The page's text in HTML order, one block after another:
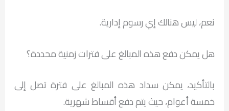
نعم، ليس هنالك إي رسوم إدارية.
هل يمكن دفع هذه المبالغ على فترات زمنية محددة؟
بالتأكيد، يمكن سداد هذه المبالغ على فترة تصل إلى
خمسة أعوام، حيث يتم دفع أقساط شهرية.